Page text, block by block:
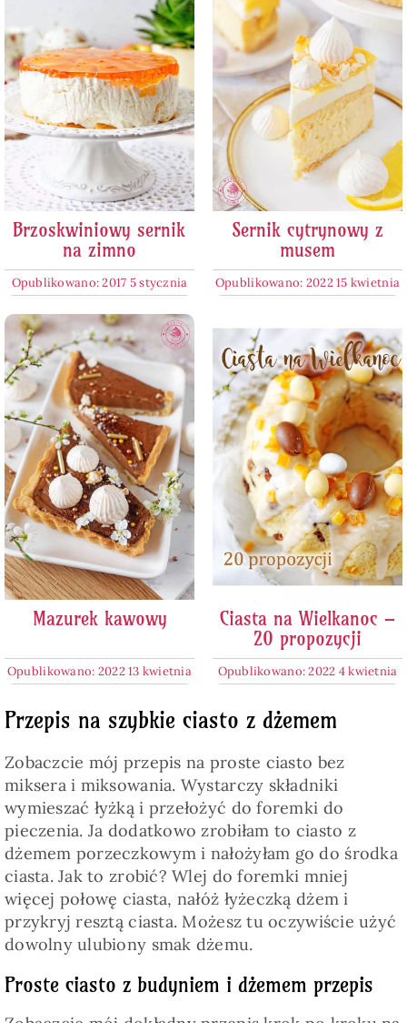
Brzoskwiniowy sernik
na zimno
Opublikowano: 2017 5 stycznia
Sernik cytrynowy z
musem
Opublikowano: 2022 15 kwietnia
Mazurek kawowy
Opublikowano: 2022 13 kwietnia
Ciasta na Wielkanoc –
20 propozycji
Opublikowano: 2022 4 kwietnia
Przepis na szybkie ciasto z dżemem
Zobaczcie mój przepis na proste ciasto bez
miksera i miksowania. Wystarczy składniki
wymieszać łyżką i przełożyć do foremki do
pieczenia. Ja dodatkowo zrobiłam to ciasto z
dżemem porzeczkowym i nałożyłam go do środka
ciasta. Jak to zrobić? Wlej do foremki mniej
więcej połowę ciasta, nałóż łyżeczką dżem i
przykryj resztą ciasta. Możesz tu oczywiście użyć
dowolny ulubiony smak dżemu.
Proste ciasto z budyniem i dżemem przepis